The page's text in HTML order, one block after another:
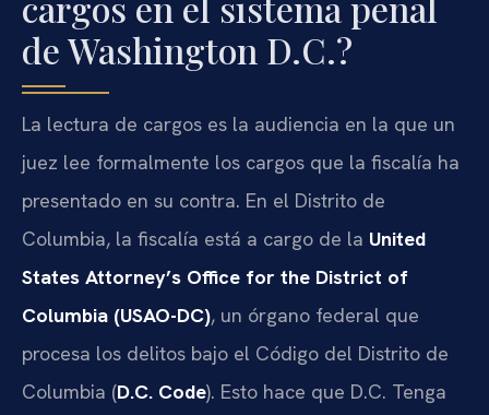
de Washington D.C.?
La lectura de cargos es la audiencia en la que un
juez lee formalmente los cargos que la fiscalía ha
presentado en su contra. En el Distrito de
Columbia, la fiscalía está a cargo de la United
States Attorney’s Office for the District of
Columbia (USAO-DC), un órgano federal que
procesa los delitos bajo el Código del Distrito de
Columbia (D.C. Code). Esto hace que D.C. Tenga